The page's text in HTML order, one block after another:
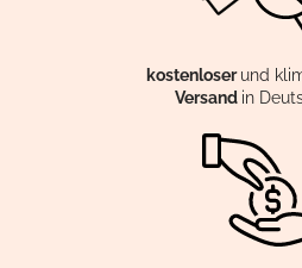
kostenloserund
Versand in